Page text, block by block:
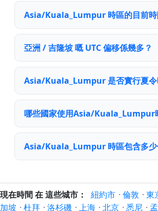
Asia/Kuala_Lumpur 時區的目前時
亞洲 / 吉隆坡 嘅 UTC 偏移係幾多？
Asia/Kuala_Lumpur 是否實行夏令
哪些國家使用Asia/Kuala_Lumpur
Asia/Kuala_Lumpur 時區包含多少
現在時間 在 這些城市： 紐約市 · 倫敦 · 東
加坡 · 杜拜 · 洛杉磯 · 上海 · 北京 · 悉尼 ·